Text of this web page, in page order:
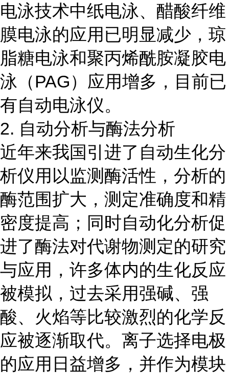
电泳技术中纸电泳、醋酸纤维
膜电泳的应用已明显减少，琼
脂糖电泳和聚丙烯酰胺凝胶电
泳（PAG）应用增多，目前已
有自动电泳仪。
2. 自动分析与酶法分析
近年来我国引进了自动生化分
析仪用以监测酶活性，分析的
酶范围扩大，测定准确度和精
密度提高；同时自动化分析促
进了酶法对代谢物测定的研究
与应用，许多体内的生化反应
被模拟，过去采用强碱、强
酸、火焰等比较激烈的化学反
应被逐渐取代。离子选择电极
的应用日益增多，并作为模块